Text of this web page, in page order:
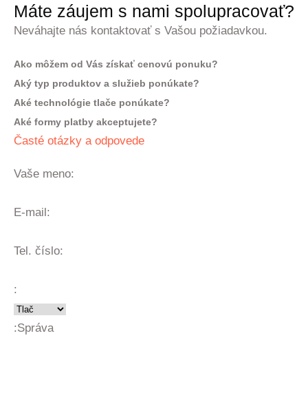
Máte záujem s nami spolupracovať?
Neváhajte nás kontaktovať s Vašou požiadavkou.
Ako môžem od Vás získať cenovú ponuku?
Aký typ produktov a služieb ponúkate?
Aké technológie tlače ponúkate?
Aké formy platby akceptujete?
Časté otázky a odpovede
Vaše meno:
E-mail:
Tel. číslo:
:
:Správa